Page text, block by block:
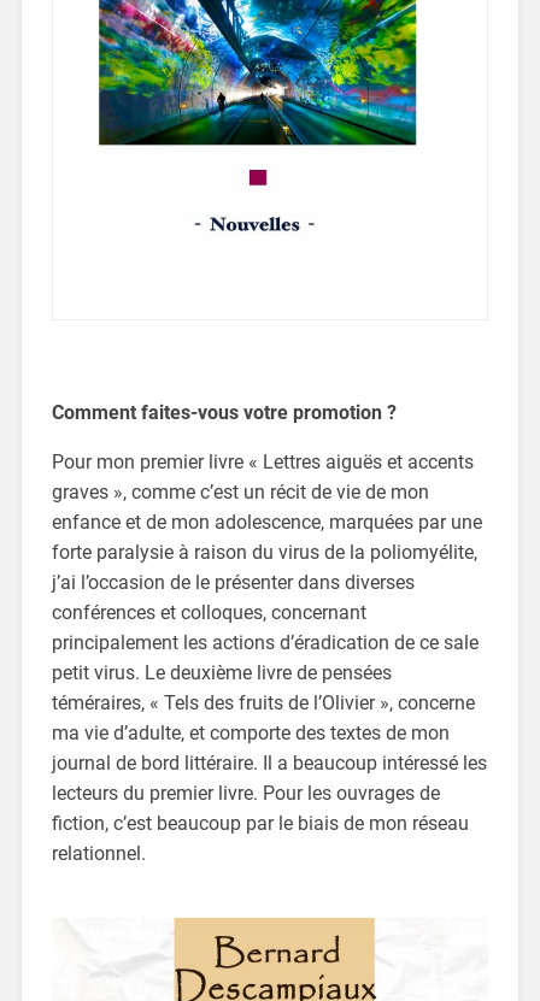
Comment faites-vous votre promotion ?
Pour mon premier livre « Lettres aiguës et accents
graves », comme c’est un récit de vie de mon
enfance et de mon adolescence, marquées par une
forte paralysie à raison du virus de la poliomyélite,
j’ai l’occasion de le présenter dans diverses
conférences et colloques, concernant
principalement les actions d’éradication de ce sale
petit virus. Le deuxième livre de pensées
téméraires, « Tels des fruits de l’Olivier », concerne
ma vie d’adulte, et comporte des textes de mon
journal de bord littéraire. Il a beaucoup intéressé les
lecteurs du premier livre. Pour les ouvrages de
fiction, c’est beaucoup par le biais de mon réseau
relationnel.